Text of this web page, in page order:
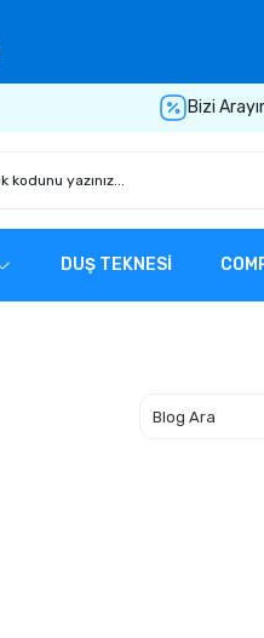
Bizi
DUŞ TEKNESİ